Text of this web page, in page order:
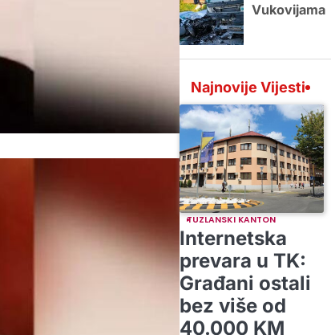
Vukovijama
Najnovije Vijesti
TUZLANSKI KANTON
Internetska
prevara u TK:
Građani ostali
bez više od
40.000 KM